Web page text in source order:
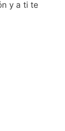
y a ti te